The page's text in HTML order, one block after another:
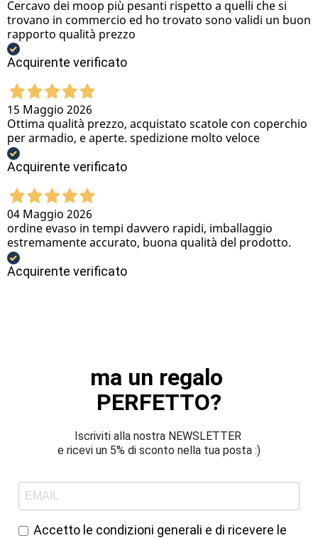
Cercavo dei moop più pesanti rispetto a quelli che si
trovano in commercio ed ho trovato sono validi un buon
rapporto qualità prezzo
Acquirente verificato
15 Maggio 2026
Ottima qualità prezzo, acquistato scatole con coperchio
per armadio, e aperte. spedizione molto veloce
Acquirente verificato
04 Maggio 2026
ordine evaso in tempi davvero rapidi, imballaggio
estremamente accurato, buona qualità del prodotto.
Acquirente verificato
ma un regalo
PERFETTO?
Iscriviti alla nostra NEWSLETTER
e ricevi un 5% di sconto nella tua posta :)
Accetto le condizioni generali e di ricevere le